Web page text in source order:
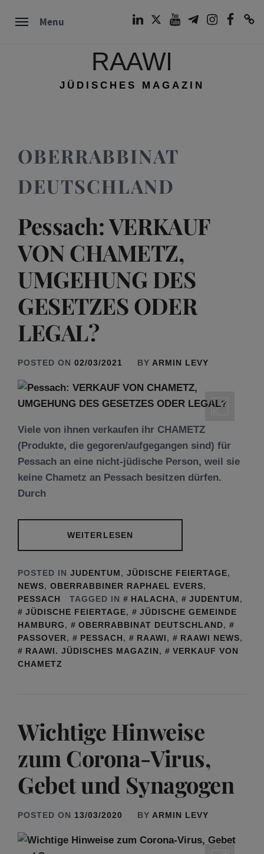
Menu
RAAWI
JÜDISCHES MAGAZIN
OBERRABBINAT
DEUTSCHLAND
Pessach: VERKAUF
VON CHAMETZ,
UMGEHUNG DES
GESETZES ODER
LEGAL?
POSTED ON 02/03/2021 BY ARMIN LEVY
Viele von ihnen verkaufen ihr CHAMETZ
(Produkte, die gegoren/aufgegangen sind) für
Pessach an eine nicht-jüdische Person, weil sie
keine Chametz an Pessach besitzen dürfen.
Durch
WEITERLESEN
POSTED IN JUDENTUM, JÜDISCHE FEIERTAGE,
NEWS, OBERRABBINER RAPHAEL EVERS,
PESSACH
TAGGED IN HALACHA, JUDENTUM,
JÜDISCHE FEIERTAGE,
JÜDISCHE GEMEINDE
HAMBURG, OBERRABBINAT DEUTSCHLAND,
PASSOVER, PESSACH, RAAWI, RAAWI NEWS,
RAAWI. JÜDISCHES MAGAZIN,
VERKAUF VON
CHAMETZ
Wichtige Hinweise
zum Corona-Virus,
Gebet und Synagogen
POSTED ON 13/03/2020 BY ARMIN LEVY